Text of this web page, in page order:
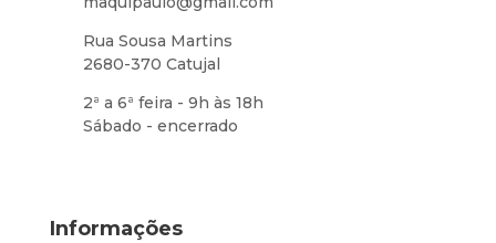
Rua Sousa Martins
2680-370 Catujal
2ª a 6ª feira - 9h às 18h
Sábado - encerrado
Informações